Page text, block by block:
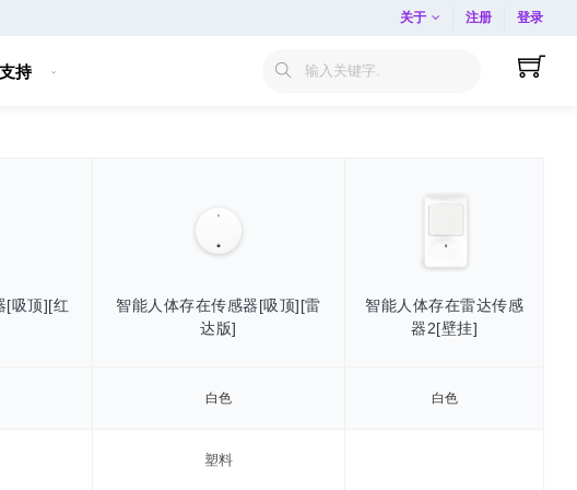
关于 注册 登录
支持 输入关键字.
[吸顶][红
智能人体存在传感器[吸顶][雷
达版]
智能人体存在雷达传感
器2[壁挂]
白色 白色
塑料